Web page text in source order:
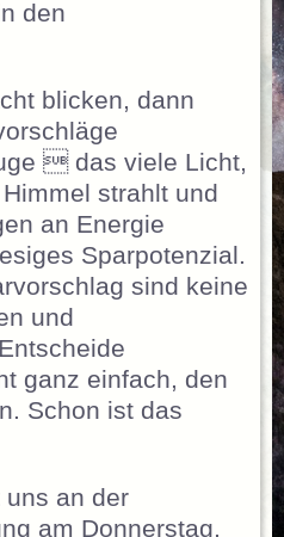
den
blicken, dann
 das viele Licht,
strahlt und
an Energie
Sparpotenzial.
sind keine
und
ganz einfach, den
Schon ist das
an der
am Donnerstag,